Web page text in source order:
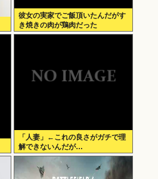
彼女の実家でご飯頂いたんだがす
き焼きの肉が鶏肉だった
「人妻」←これの良さがガチで理
解できないんだが…